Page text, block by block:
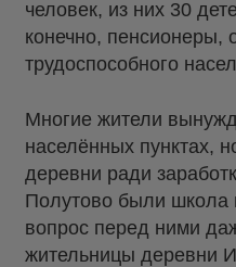
человек, из них 30
конечно, пенсионеры,
трудоспособного
Многие жители
населённых пунктах,
деревни ради
Полутово были школа
вопрос перед ними
жительницы деревни